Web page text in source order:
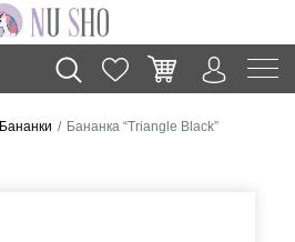
Бананки Бананка “Triangle Black”